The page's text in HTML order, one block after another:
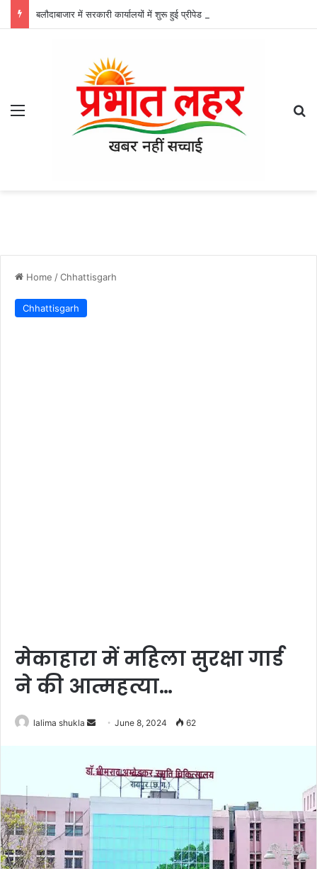
Menu
Home /Chhattisgarh
Chhattisgarh
मेकाहारा में महिला सुरक्षा गार्ड
ने की आत्महत्या…
lalima shukla
Send June 8, 2024 62